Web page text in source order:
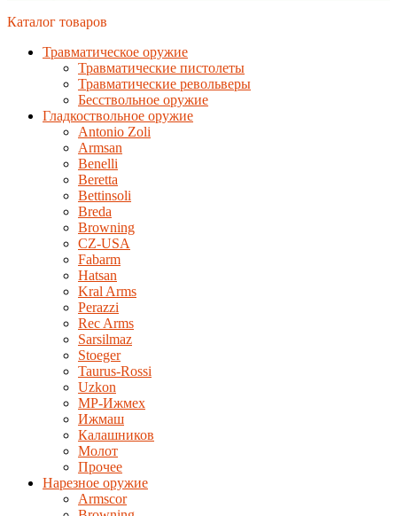
Каталог товаров
Травматическое оружие
Травматические пистолеты
Травматические револьверы
Бесствольное оружие
Гладкоствольное оружие
Antonio Zoli
Armsan
Benelli
Beretta
Bettinsoli
Breda
Browning
CZ-USA
Fabarm
Hatsan
Kral Arms
Perazzi
Rec Arms
Sarsilmaz
Stoeger
Taurus-Rossi
Uzkon
MP-Ижмех
Ижмаш
Калашников
Молот
Прочее
Нарезное оружие
Armscor